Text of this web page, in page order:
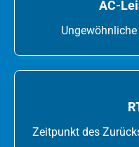
AC-
Zeitpunkt des